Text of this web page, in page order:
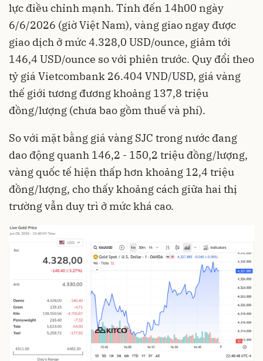
lực điều chỉnh mạnh. Tính đến 14h00 ngày
6/6/2026 (giờ Việt Nam), vàng giao ngay được
giao dịch ở mức 4.328,0 USD/ounce, giảm tới
146,4 USD/ounce so với phiên trước. Quy đổi theo
tỷ giá Vietcombank 26.404 VND/USD, giá vàng
thế giới tương đương khoảng 137,8 triệu
đồng/lượng (chưa bao gồm thuế và phí).
So với mặt bằng giá vàng SJC trong nước đang
dao động quanh 146,2 - 150,2 triệu đồng/lượng,
vàng quốc tế hiện thấp hơn khoảng 12,4 triệu
đồng/lượng, cho thấy khoảng cách giữa hai thị
trường vẫn duy trì ở mức khá cao.